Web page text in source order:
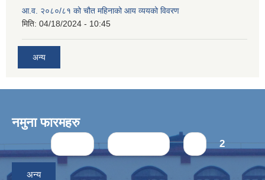
आ.व. २०८०/८१ को चौत महिनाको आय व्ययको विवरण
मिति: 04/18/2024 - 10:45
अन्य
नमुना फारमहरु
Pages 2
अन्य